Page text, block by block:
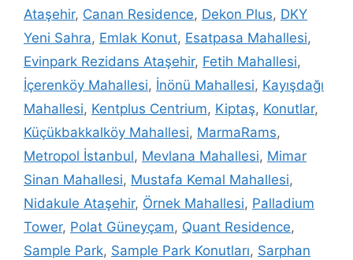
Ataşehir, Canan Residence, Dekon Plus, DKY
Yeni Sahra, Emlak Konut, Esatpasa Mahallesi,
Evinpark Rezidans Ataşehir, Fetih Mahallesi,
İçerenköy Mahallesi, İnönü Mahallesi, Kayışdağı
Mahallesi, Kentplus Centrium, Kiptaş, Konutlar,
Küçükbakkalköy Mahallesi, MarmaRams,
Metropol İstanbul, Mevlana Mahallesi, Mimar
Sinan Mahallesi, Mustafa Kemal Mahallesi,
Nidakule Ataşehir, Örnek Mahallesi, Palladium
Tower, Polat Güneyçam, Quant Residence,
Sample Park, Sample Park Konutları, Sarphan